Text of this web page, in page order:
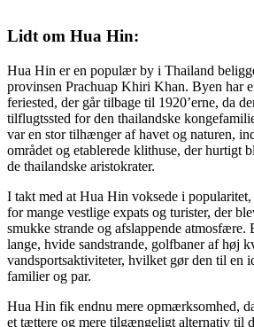
Lidt om Hua Hin:
Hua Hin er en populær by i Thailand
provinsen Prachuap Khiri Khan. Byen har
feriested, der går tilbage til 1920’erne, da
tilflugtssted for den thailandske
var en stor tilhænger af havet og naturen,
området og etablerede klithuse, der hurtigt
de thailandske aristokrater.
I takt med at Hua Hin voksede i popularitet,
for mange vestlige expats og turister, der
smukke strande og afslappende atmosfære.
lange, hvide sandstrande, golfbaner af høj
vandsportsaktiviteter, hvilket gør den til en
familier og par.
Hua Hin fik endnu mere opmærksomhed,
et tættere og mere tilgængeligt alternativ til